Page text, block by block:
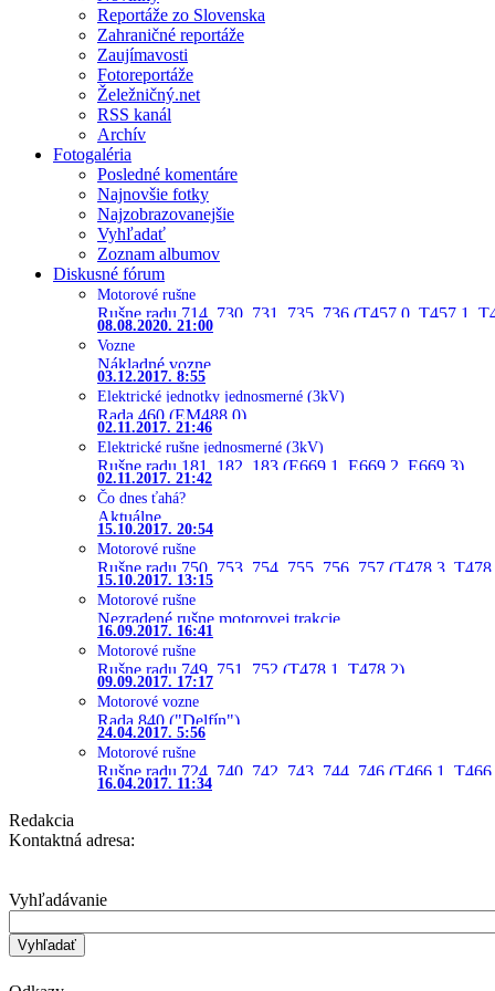
Reportáže zo Slovenska
Zahraničné reportáže
Zaujímavosti
Fotoreportáže
Želežničný.net
RSS kanál
Archív
Fotogaléria
Posledné komentáre
Najnovšie fotky
Najzobrazovanejšie
Vyhľadať
Zoznam albumov
Diskusné fórum
Motorové rušne
Rušne radu 714, 730, 731, 735, 736 (T457.0, T457.1,
08.08.2020. 21:00
Vozne
Nákladné vozne
03.12.2017. 8:55
Elektrické jednotky jednosmerné (3kV)
Rada 460 (EM488.0)
02.11.2017. 21:46
Elektrické rušne jednosmerné (3kV)
Rušne radu 181, 182, 183 (E669.1, E669.2, E669.3)
02.11.2017. 21:42
Čo dnes ťahá?
Aktuálne
15.10.2017. 20:54
Motorové rušne
Rušne radu 750, 753, 754, 755, 756, 757 (T478.3,
15.10.2017. 13:15
Motorové rušne
Nezradené rušne motorovej trakcie
16.09.2017. 16:41
Motorové rušne
Rušne radu 749, 751, 752 (T478.1, T478.2)
09.09.2017. 17:17
Motorové vozne
Rada 840 ("Delfín")
24.04.2017. 5:56
Motorové rušne
Rušne radu 724, 740, 742, 743, 744, 746 (T466.1,
16.04.2017. 11:34
Redakcia
Kontaktná adresa:
Vyhľadávanie